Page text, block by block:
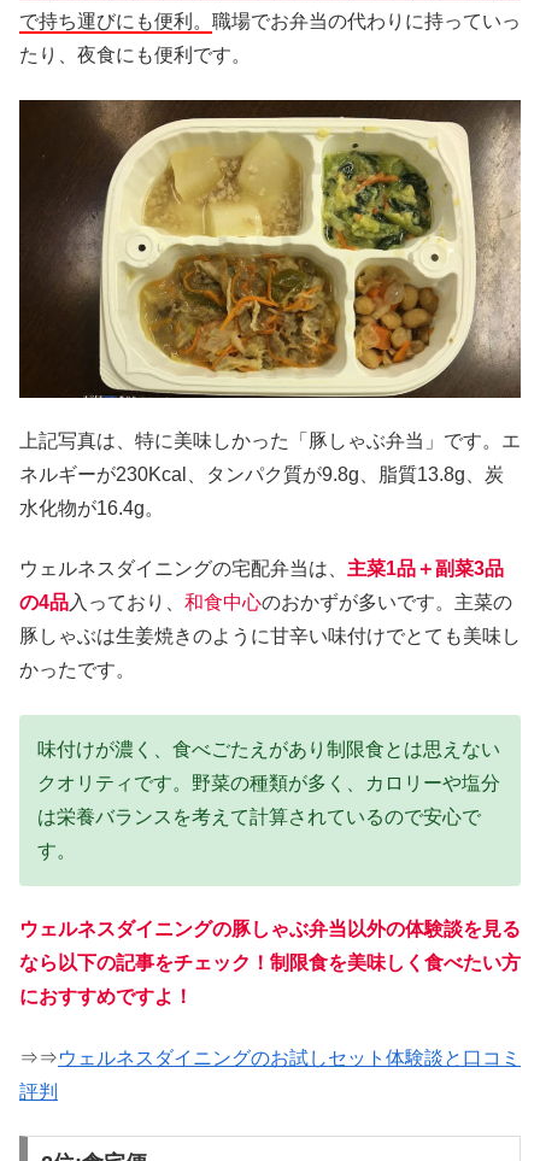
で持ち運びにも便利。 職場でお弁当の代わりに持っていっ
たり、夜食にも便利です。
上記写真は、特に美味しかった「豚しゃぶ弁当」です。エ
ネルギーが230Kcal、タンパク質が9.8g、脂質13.8g、炭
水化物が16.4g。
ウェルネスダイニングの宅配弁当は、 主菜1品＋副菜3品
の4品入っており、 和食中心のおかずが多いです。主菜の
豚しゃぶは生姜焼きのように甘辛い味付けでとても美味し
かったです。
味付けが濃く、食べごたえがあり制限食とは思えない
クオリティです。野菜の種類が多く、カロリーや塩分
は栄養バランスを考えて計算されているので安心で
す。
ウェルネスダイニングの豚しゃぶ弁当以外の体験談を見る
なら以下の記事をチェック！制限食を美味しく食べたい方
におすすめですよ！
⇒⇒ウェルネスダイニングのお試しセット体験談と口コミ
評判